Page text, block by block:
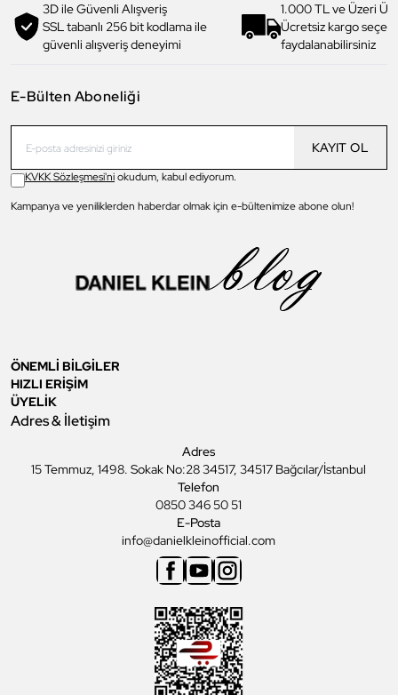
3D ile Güvenli Alışveriş
SSL tabanlı 256 bit kodlama ile
güvenli alışveriş deneyimi
1.000 TL ve Üzeri
Ücretsiz kargo
faydalanabilirsiniz
E-Bülten Aboneliği
KAYIT OL
KVKK Sözleşmesi'niokudum, kabul ediyorum.
Kampanya ve yeniliklerden haberdar olmak için e-bültenimize abone olun!
ÖNEMLİ BİLGİLER
HIZLI ERİŞİM
ÜYELİK
Adres & İletişim
Adres
15 Temmuz, 1498. Sokak No:28 34517, 34517 Bağcılar/İstanbul
Telefon
0850 346 50 51
E-Posta
info@danielkleinofficial.com
Facebook
YoutubeInstagram